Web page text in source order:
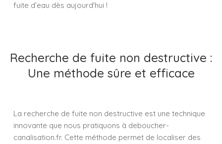
fuite d’eau dès aujourd'hui !
Recherche de fuite non destructive :
Une méthode sûre et efficace
La recherche de fuite non destructive est une technique
innovante que nous pratiquons à deboucher-
canalisation.fr. Cette méthode permet de localiser des